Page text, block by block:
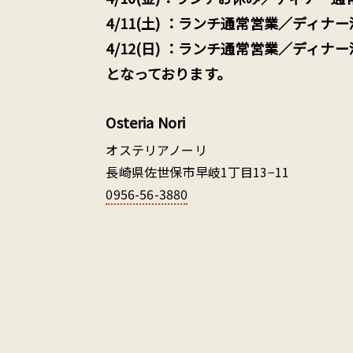
4/11(土) ：ランチ通常営業／ディナー
4/12(日) ：ランチ通常営業／ディナー
となっております。
Osteria Nori
オステリアノーリ
長崎県佐世保市早岐1丁目13−11
0956-56-3880